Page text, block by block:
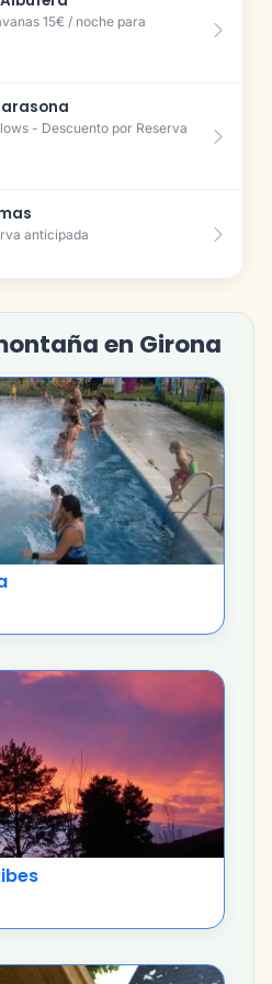
15€ / noche para
- Descuento por Reserva
anticipada
en Girona